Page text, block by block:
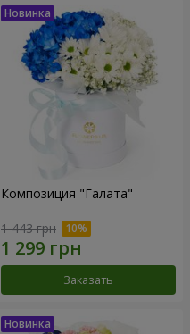
Композиция "Галата"
1 443 грн
Заказать